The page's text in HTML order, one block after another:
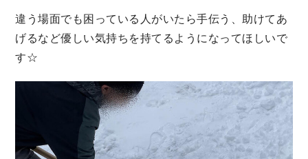
違う場面でも困っている人がいたら手伝う、助けてあ
げるなど優しい気持ちを持てるようになってほしいで
す☆